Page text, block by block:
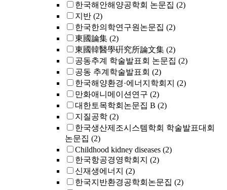
한국해안해양공학회 논문집 (2)
지반 (2)
한국한의학연구원논문집 (2)
東國論集 (2)
東國韓醫學硏究所論文集 (2)
공동추계 학술발표회 논문집 (2)
공동 추계학술발표회 (2)
한국해양환경·에너지학회지 (2)
만화애니메이션연구 (2)
대한토목학회논문집 B (2)
지질공학 (2)
한국생산제조시스템학회 학술발표대회
논문집 (2)
Childhood kidney diseases (2)
한국항공경영학회지 (2)
신재생에너지 (2)
한국지반환경공학회논문집 (2)